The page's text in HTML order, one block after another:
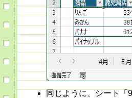
同じように、シート「